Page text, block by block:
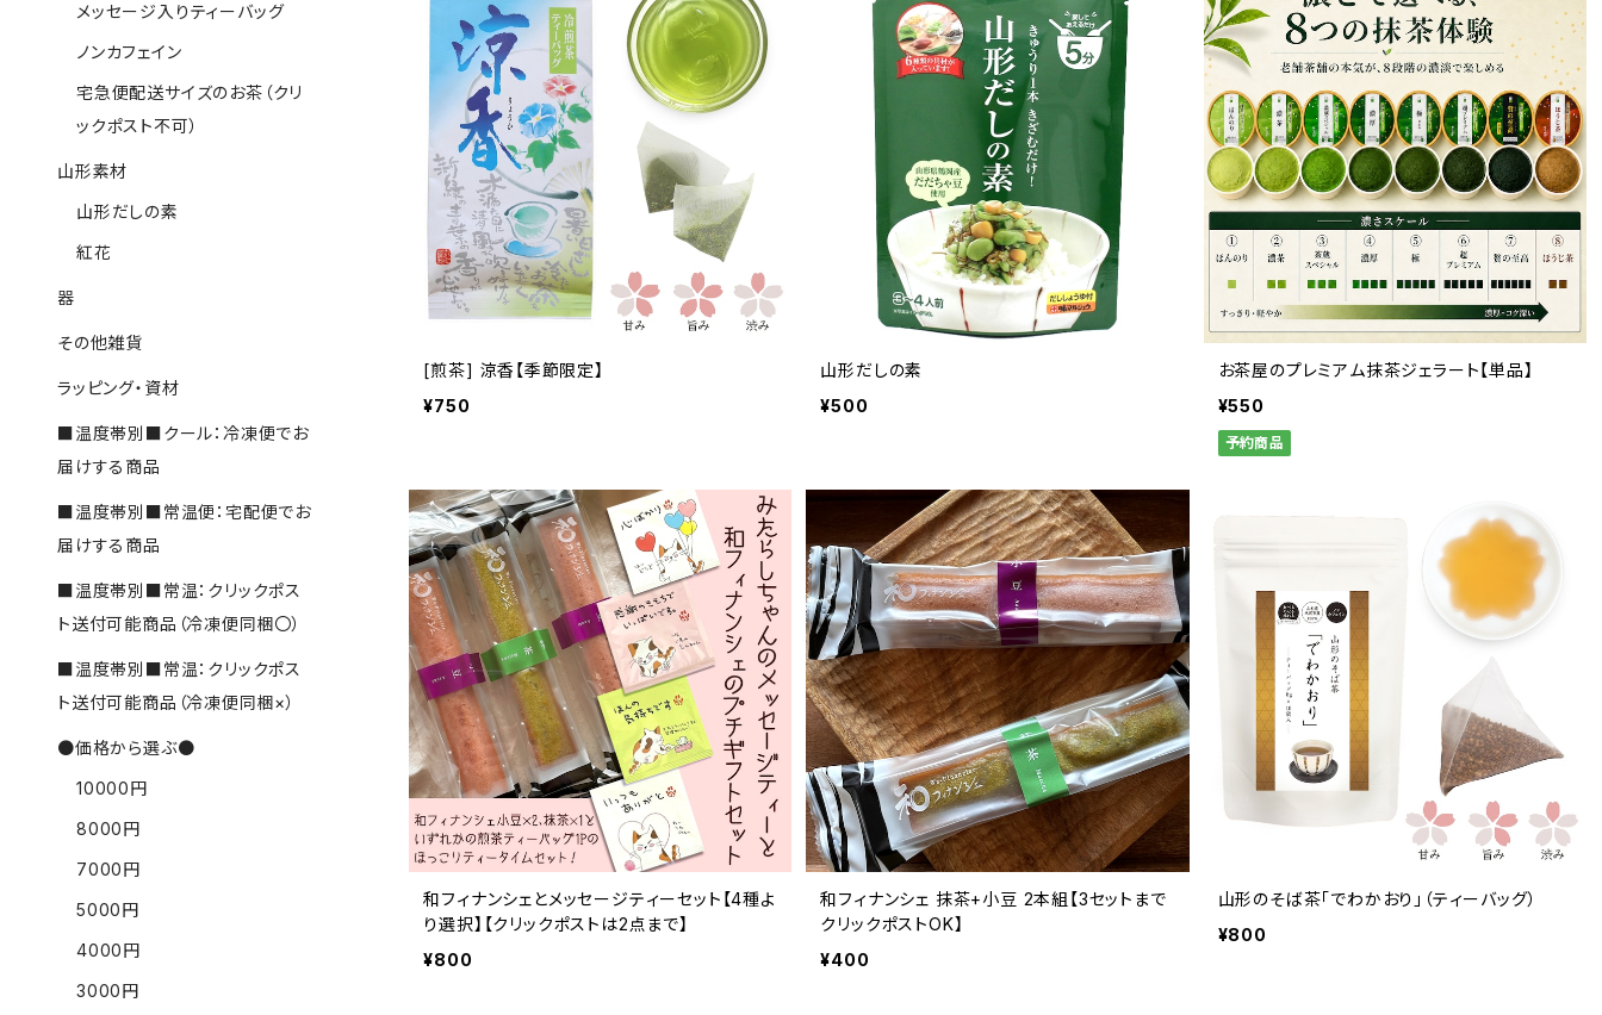
[煎茶] 涼香【季節限定】
¥750
山形だしの素
¥500
お茶屋のプレミアム抹茶ジェラート【単品】
¥550
予約商品
和フィナンシェとメッセージティーセット【4種よ
り選択】【クリックポストは2点まで】
¥800
和フィナンシェ 抹茶+小豆 2本組【3セットまで
クリックポストOK】
¥400
山形のそば茶「でわかおり」（ティーバッグ）
¥800
メッセージ入りティーバッグ
ノンカフェイン
宅急便配送サイズのお茶（クリ
ックポスト不可）
山形素材
山形だしの素
紅花
器
その他雑貨
ラッピング・資材
■温度帯別■クール：冷凍便でお
届けする商品
■温度帯別■常温便：宅配便でお
届けする商品
■温度帯別■常温：クリックポス
ト送付可能商品（冷凍便同梱〇）
■温度帯別■常温：クリックポス
ト送付可能商品（冷凍便同梱×）
●価格から選ぶ●
10000円
8000円
7000円
5000円
4000円
3000円